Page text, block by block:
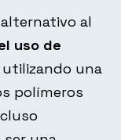
al
uso de
utilizando una
polímeros